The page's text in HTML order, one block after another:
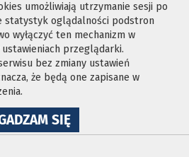
umożliwiają utrzymanie sesji po
statystyk oglądalności podstron
wyłączyć ten mechanizm w
przeglądarki.
bez zmiany ustawień
że będą one zapisane w
SIĘNA
WYKORZYSTANIE